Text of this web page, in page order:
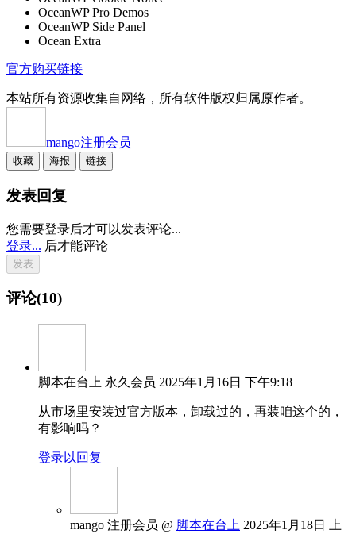
OceanWP Pro Demos
OceanWP Side Panel
Ocean Extra
官方购买链接
本站所有资源收集自网络，所有软件版权归属原作者。
mango注册会员
收藏 海报 链接
发表回复
您需要登录后才可以发表评论...
登录... 后才能评论
评论(10)
脚本在台上 永久会员 2025年1月16日 下午9:18
从市场里安装过官方版本，卸载过的，再装咱这个的，
有影响吗？
登录以回复
mango 注册会员 @ 脚本在台上 2025年1月18日 上